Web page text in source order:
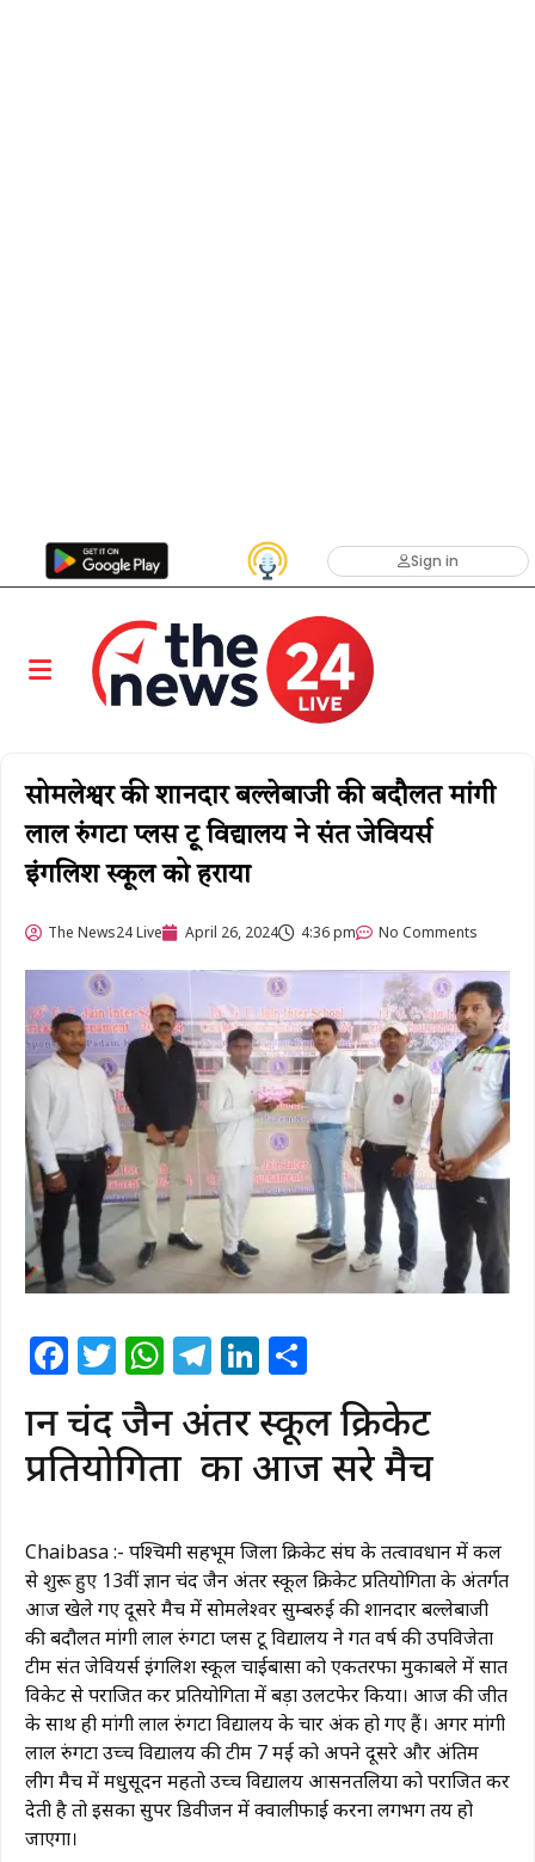
Sign in
सोमलेश्वर की शानदार बल्लेबाजी की बदौलत मांगी
लाल रुंगटा प्लस टू विद्यालय ने संत जेवियर्स
इंगलिश स्कूल को हराया
The News24 Live April 26, 2024 4:36 pm No Comments
Facebook
Twitter
WhatsApp
Telegram
LinkedIn
ज्ञान चंद जैन अंतर स्कूल क्रिकेट
प्रतियोगिता का आज दूसरे मैच
Chaibasa :- पश्चिमी सिंहभूम जिला क्रिकेट संघ के तत्वावधान में कल
से शुरू हुए 13वीं ज्ञान चंद जैन अंतर स्कूल क्रिकेट प्रतियोगिता के अंतर्गत
आज खेले गए दूसरे मैच में सोमलेश्वर सुम्बरुई की शानदार बल्लेबाजी
की बदौलत मांगी लाल रुंगटा प्लस टू विद्यालय ने गत वर्ष की उपविजेता
टीम संत जेवियर्स इंगलिश स्कूल चाईबासा को एकतरफा मुकाबले में सात
विकेट से पराजित कर प्रतियोगिता में बड़ा उलटफेर किया। आज की जीत
के साथ ही मांगी लाल रुंगटा विद्यालय के चार अंक हो गए हैं। अगर मांगी
लाल रुंगटा उच्च विद्यालय की टीम 7 मई को अपने दूसरे और अंतिम
लीग मैच में मधुसूदन महतो उच्च विद्यालय आसनतलिया को पराजित कर
देती है तो इसका सुपर डिवीजन में क्वालीफाई करना लगभग तय हो
जाएगा।